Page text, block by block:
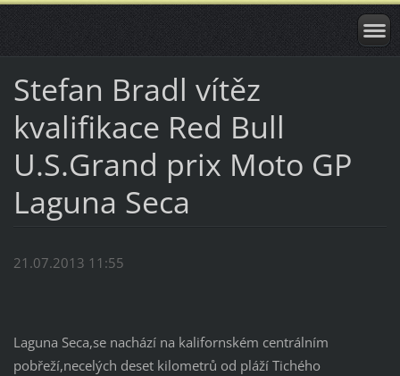
Stefan Bradl vítěz
kvalifikace Red Bull
U.S.Grand prix Moto GP
Laguna Seca
21.07.2013 11:55
Laguna Seca,se nachází na kalifornském centrálním
pobřeží,necelých deset kilometrů od pláží Tichého